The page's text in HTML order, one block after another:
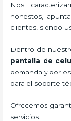
Nos
honestos,
clientes, siendo
Dentro de
pantalla de
demanda y por
para el soporte
Ofrecemos
servicios.